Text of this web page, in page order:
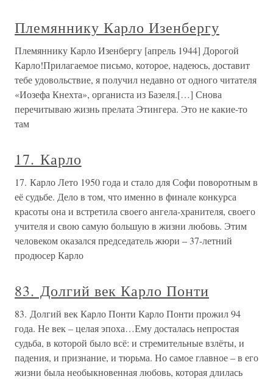
Племяннику Карло Изенбергу
Племяннику Карло Изенбергу [апрель 1944] Дорогой
Карло!Прилагаемое письмо, которое, надеюсь, доставит
тебе удовольствие, я получил недавно от одного читателя
«Иозефа Кнехта», органиста из Базеля.[…] Снова
перечитываю жизнь прелата Этингера. Это не какие-то
там
17. Карло
17. Карло Лето 1950 года и стало для Софи поворотным в
её судьбе. Дело в том, что именно в финале конкурса
красоты она и встретила своего ангела-хранителя, своего
учителя и свою самую большую в жизни любовь. Этим
человеком оказался председатель жюри – 37-летний
продюсер Карло
83. Долгий век Карло Понти
83. Долгий век Карло Понти Карло Понти прожил 94
года. Не век – целая эпоха…Ему досталась непростая
судьба, в которой было всё: и стремительные взлёты, и
падения, и признание, и тюрьма. Но самое главное – в его
жизни была необыкновенная любовь, которая длилась